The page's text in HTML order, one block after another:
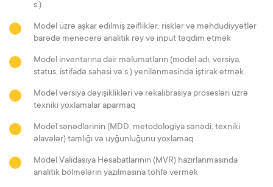
s.)
Model üzrə aşkar edilmiş zəifliklər, risklər və məhdudiyyətlər
barədə menecerə analitik rəy və input təqdim etmək
Model inventarına dair məlumatların (model adı, versiya,
status, istifadə sahəsi və s.) yenilənməsində iştirak etmək
Model versiya dəyişiklikləri və rekalibrasiya prosesləri üzrə
texniki yoxlamalar aparmaq
Model sənədlərinin (MDD, metodologiya sənədi, texniki
əlavələr) tamlığı və uyğunluğunu yoxlamaq
Model Validasiya Hesabatlarının (MVR) hazırlanmasında
analitik bölmələrin yazılmasına töhfə vermək